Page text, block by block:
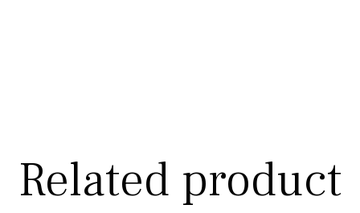
Related product